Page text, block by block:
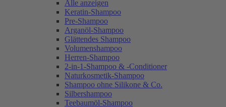
Alle anzeigen
Keratin-Shampoo
Pre-Shampoo
Arganöl-Shampoo
Glättendes Shampoo
Volumenshampoo
Herren-Shampoo
2-in-1-Shampoo & -Conditioner
Naturkosmetik-Shampoo
Shampoo ohne Silikone & Co.
Silbershampoo
Teebaumöl-Shampoo